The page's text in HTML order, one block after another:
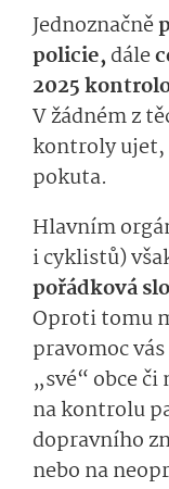
Jednoznačně
policie,dále
2025
V žádném z
kontroly ujet,
pokuta.
Hlavním
i cyklistů)
pořádková
Oproti tomu
pravomoc
„své“ obce
na kontrolu
dopravního
nebo na